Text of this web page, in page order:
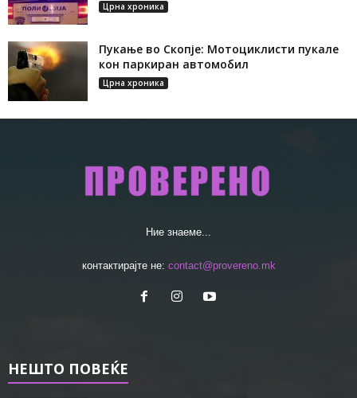
Црна хроника
Пукање во Скопје: Мотоциклисти пукале
кон паркиран автомобил
Црна хроника
Ние знаеме...
контактирајте не: contact@provereno.mk
НЕШТО ПОВЕЌЕ